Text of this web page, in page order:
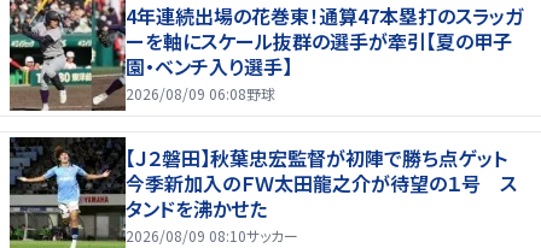
4年連続出場の花巻東！通算47本塁打のスラッガ
ーを軸にスケール抜群の選手が牽引【夏の甲子
園・ベンチ入り選手】
2026/08/09 06:08野球
【Ｊ２磐田】秋葉忠宏監督が初陣で勝ち点ゲット
今季新加入のＦＷ太田龍之介が待望の１号 ス
タンドを沸かせた
2026/08/09 08:10サッカー